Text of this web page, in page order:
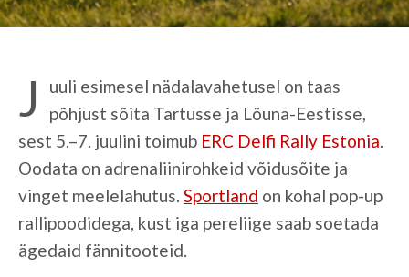
J
uuli esimesel nädalavahetusel on taas
põhjust sõita Tartusse ja Lõuna-Eestisse,
sest 5.–7. juulini toimub ERC Delfi Rally Estonia.
Oodata on adrenaliinirohkeid võidusõite ja
vinget meelelahutus. Sportland on kohal pop-up
rallipoodidega, kust iga pereliige saab soetada
ägedaid fännitooteid.